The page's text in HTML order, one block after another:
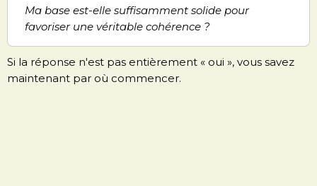
Ma base est-elle suffisamment solide pour
favoriser une véritable cohérence ?
Si la réponse n'est pas entièrement « oui », vous savez
maintenant par où commencer.